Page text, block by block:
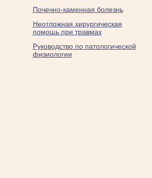
Почечно-каменная болезнь
Неотложная хирургическая
помощь при травмах
Руководство по патологической
физиологии